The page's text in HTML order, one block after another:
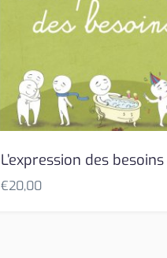
L’expression des besoins
€20,00